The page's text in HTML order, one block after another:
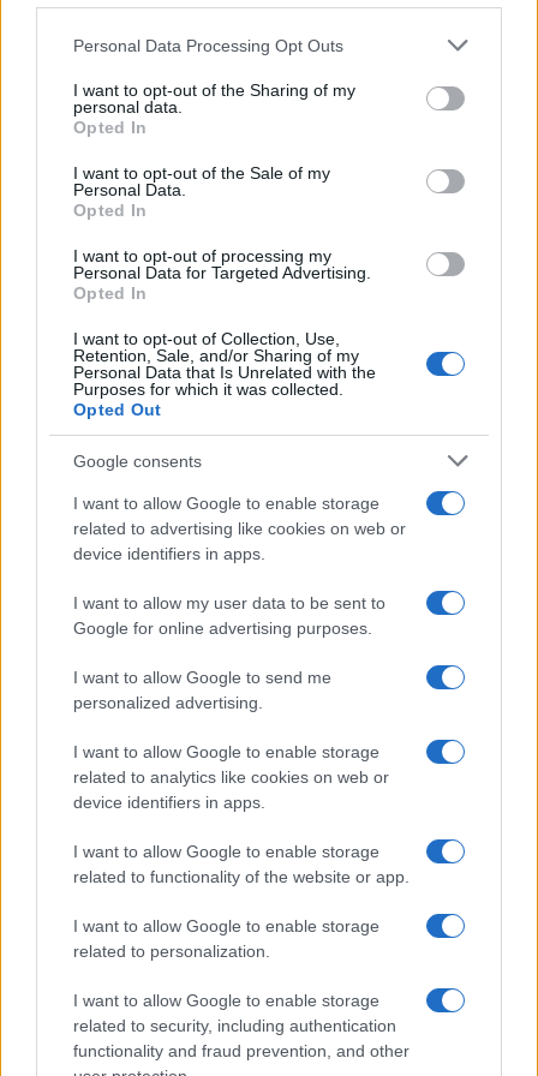
Please note that this website/app uses one or more Google
not limited to your visit or usage behaviour. You may click to
grant or deny consent to Google and its third-party tags to
use your data for below specified purposes in below Google
consent section.
Personal Data Processing Opt Outs
I want to opt-out of the Sharing of my
personal data.
Opted In
I want to opt-out of the Sale of my
Personal Data.
Opted In
I want to opt-out of processing my
Personal Data for Targeted Advertising.
Opted In
I want to opt-out of Collection, Use,
Retention, Sale, and/or Sharing of my
Personal Data that Is Unrelated with the
Purposes for which it was collected.
Opted Out
Google consents
I want to allow Google to enable storage
related to advertising like cookies on web or
device identifiers in apps.
I want to allow my user data to be sent to
Google for online advertising purposes.
I want to allow Google to send me
personalized advertising.
I want to allow Google to enable storage
related to analytics like cookies on web or
device identifiers in apps.
I want to allow Google to enable storage
related to functionality of the website or app.
I want to allow Google to enable storage
related to personalization.
I want to allow Google to enable storage
related to security, including authentication
functionality and fraud prevention, and other
ΔΙΕΘΝΗ
20/05/2026 - 16:54
κουβανικό λαό και «καρφιά» για τον
στρατιωτικό όμιλο GAESA
Σε μια κίνηση κλιμάκωσης της πίεσης προς
την Αβάνα προχώρησε η αμερικανική
κυβέρνηση, με τον υπουργό Εξωτερικών των
ΗΠΑ, Μάρκο Ρούμπιο, να απευθύνεται για
πρώτη φορά απευθείας στους πολίτες της
Κούβας.
ΔΙΕΘΝΗ
19/05/2026 - 22:44
Το παρασκήνιο της αναβολής Τραμπ και
το διπλωματικό θρίλερ με το Ιράν
Η πρόσφατη αποκάλυψη του Αμερικανού
προέδρου, Ντόναλντ Τραμπ, ότι ενέκρινε μια
μεγάλης κλίμακας στρατιωτική επιχείρηση
κατά του Ιράν για την περασμένη Τρίτη —
την οποία τελικά ανέβαλε την τελευταία
στιγμή— αποτυπώνει πλήρως τη νέα